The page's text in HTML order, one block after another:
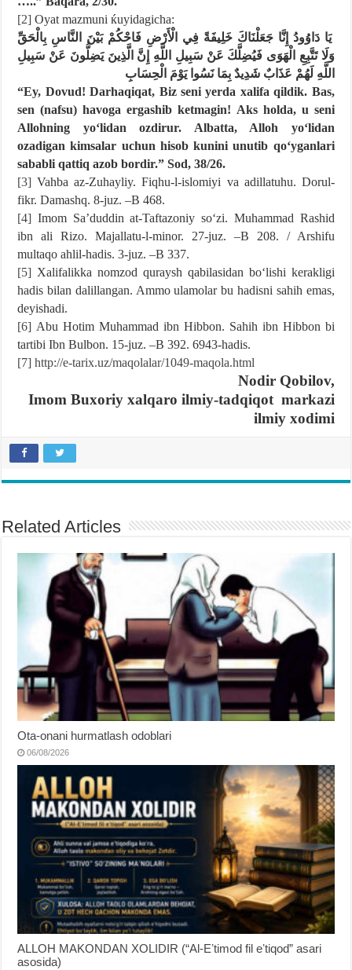
[2] Oyat mazmuni ќuyidagicha:
يَا دَاوُودُ إِنَّا جَعَلْنَاكَ خَلِيفَةً فِي الْأَرْضِ فَاحْكُمْ بَيْنَ النَّاسِ بِالْحَقِّ
وَلَا تَتَّبِعِ الْهَوَى فَيُضِلَّكَ عَنْ سَبِيلِ اللَّهِ إِنَّ الَّذِينَ يَضِلُّونَ عَنْ سَبِيلِ
اللَّهِ لَهُمْ عَذَابٌ شَدِيدٌ بِمَا نَسُوا يَوْمَ الْحِسَابِ
“Ey, Dovud! Darhaqiqat, Biz seni yerda xalifa qildik. Bas,
sen (nafsu) havoga ergashib ketmagin! Aks holda, u seni
Allohning yoʻlidan ozdirur. Albatta, Alloh yoʻlidan
ozadigan kimsalar uchun hisob kunini unutib qoʻyganlari
sababli qattiq azob bordir.” Sod, 38/26.
[3] Vahba az-Zuhayliy. Fiqhu-l-islomiyi va adillatuhu. Dorul-
fikr. Damashq. 8-juz. –B 468.
[4] Imom Saʼduddin at-Taftazoniy soʻzi. Muhammad Rashid
ibn ali Rizo. Majallatu-l-minor. 27-juz. –B 208. / Arshifu
multaqo ahlil-hadis. 3-juz. –B 337.
[5] Xalifalikka nomzod quraysh qabilasidan boʻlishi kerakligi
hadis bilan dalillangan. Ammo ulamolar bu hadisni sahih emas,
deyishadi.
[6] Abu Hotim Muhammad ibn Hibbon. Sahih ibn Hibbon bi
tartibi Ibn Bulbon. 15-juz. –B 392. 6943-hadis.
[7] http://e-tarix.uz/maqolalar/1049-maqola.html
Nodir Qobilov,
Imom Buxoriy xalqaro ilmiy-tadqiqot markazi
ilmiy xodimi
Related Articles
Ota-onani hurmatlash odoblari
06/08/2026
ALLOH MAKONDAN XOLIDIR (“Al-Eʼtimod fil eʼtiqod” asari
asosida)